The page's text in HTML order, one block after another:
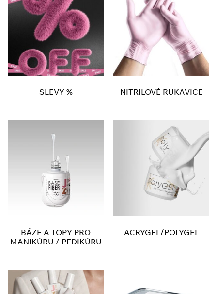
SLEVY % NITRILOVÉ RUKAVICE
BÁZE A TOPY PRO
MANIKÚRU / PEDIKÚRU
ACRYGEL/POLYGEL